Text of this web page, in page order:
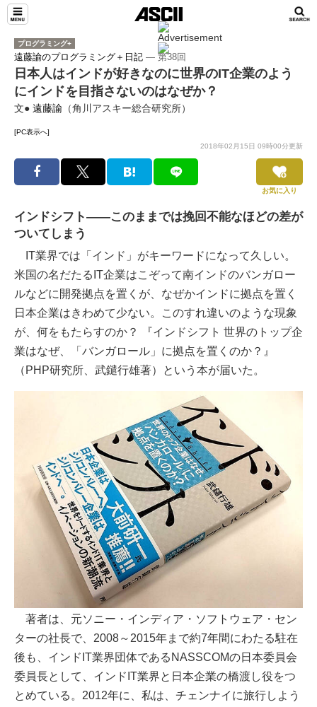
プログラミング+
遠藤諭のプログラミング＋日記 ― 第38回
日本人はインドが好きなのに世界のIT企業のよう
にインドを目指さないのはなぜか？
文● 遠藤諭 （角川アスキー総合研究所）
[PC表示へ]
2018年02月15日 09時00分更新
お気に入り
インドシフト――このままでは挽回不能なほどの差が
ついてしまう
IT業界では「インド」がキーワードになって久しい。
米国の名だたるIT企業はこぞって南インドのバンガロー
ルなどに開発拠点を置くが、なぜかインドに拠点を置く
日本企業はきわめて少ない。このすれ違いのような現象
が、何をもたらすのか？ 『インドシフト 世界のトップ企
業はなぜ、「バンガロール」に拠点を置くのか？』
（PHP研究所、武鑓行雄著）という本が届いた。
著者は、元ソニー・インディア・ソフトウェア・セン
ターの社長で、2008～2015年まで約7年間にわたる駐在
後も、インドIT業界団体であるNASSCOMの日本委員会
委員長として、インドIT業界と日本企業の橋渡し役をつ
とめている。2012年に、私は、チェンナイに旅行しよう